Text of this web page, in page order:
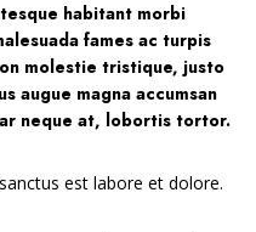
habitant morbi
fames ac turpis
molestie tristique, justo
augue magna accumsan
neque at, lobortis tortor.
est labore et dolore.